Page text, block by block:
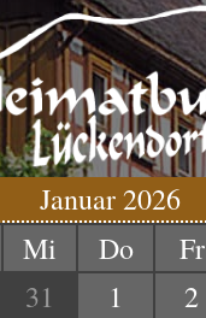
Januar 2026
Mi Do Fr
31 1 2